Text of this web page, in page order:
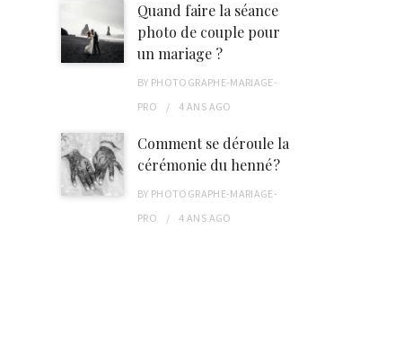
Quand faire la séance
photo de couple pour
un mariage ?
BY PHOTOGRAPHE-MARIAGE-
PRO
4 ANS AGO
Comment se déroule la
cérémonie du henné ?
BY PHOTOGRAPHE-MARIAGE-
PRO
4 ANS AGO